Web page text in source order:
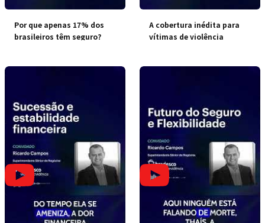
Por que apenas 17% dos
brasileiros têm seguro?
A cobertura inédita para
vítimas de violência